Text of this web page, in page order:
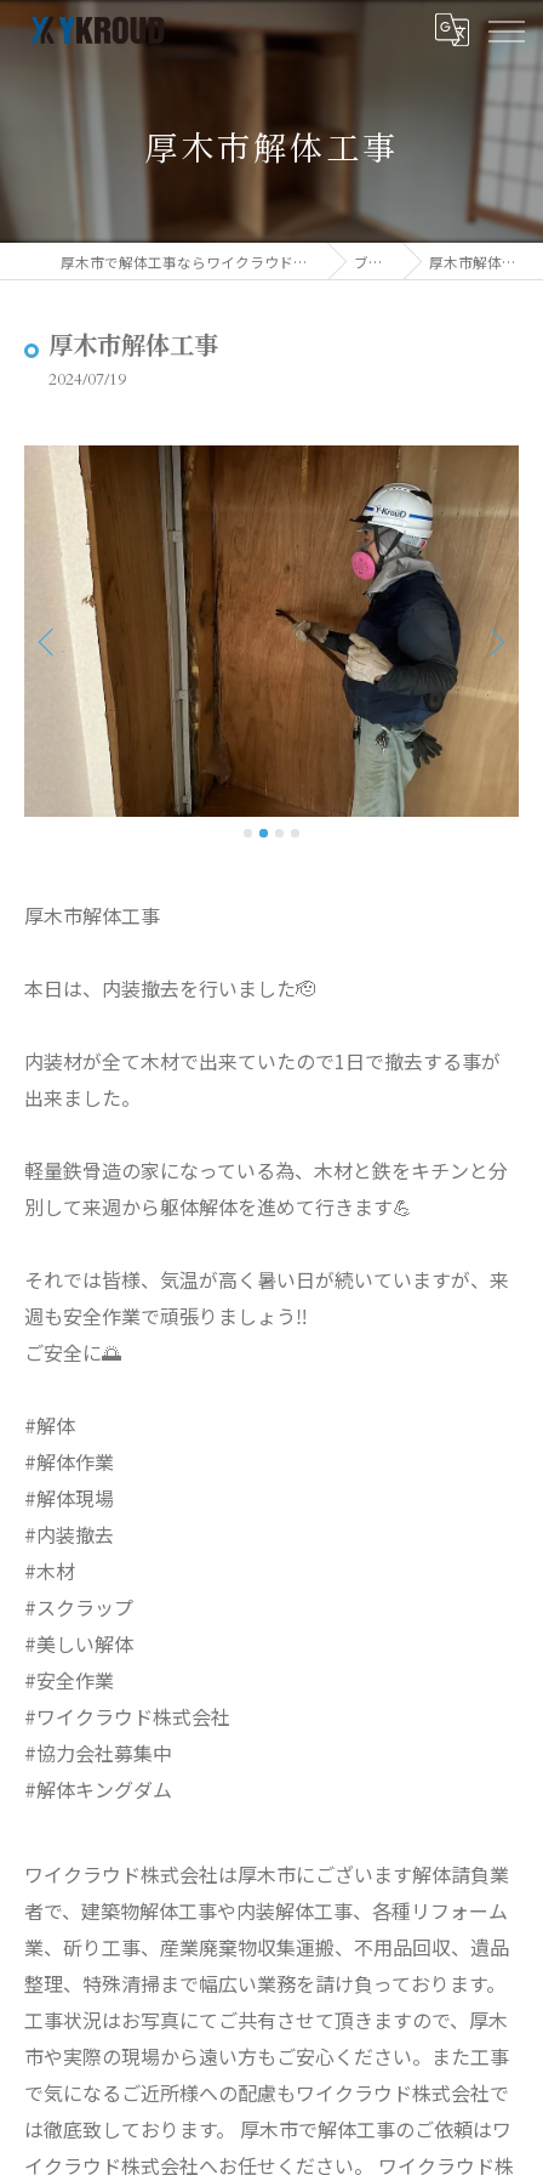
厚木市解体工事
厚木市で解体工事ならワイクラウド株式会社 ブログ 厚木市解体工事
厚木市解体工事
2024/07/19
厚木市解体工事
本日は、内装撤去を行いました🫡
内装材が全て木材で出来ていたので1日で撤去する事が
出来ました。
軽量鉄骨造の家になっている為、木材と鉄をキチンと分
別して来週から躯体解体を進めて行きます💪
それでは皆様、気温が高く暑い日が続いていますが、来
週も安全作業で頑張りましょう‼️
ご安全に🌅
#解体
#解体作業
#解体現場
#内装撤去
#木材
#スクラップ
#美しい解体
#安全作業
#ワイクラウド株式会社
#協力会社募集中
#解体キングダム
ワイクラウド株式会社は厚木市にございます解体請負業
者で、建築物解体工事や内装解体工事、各種リフォーム
業、斫り工事、産業廃棄物収集運搬、不用品回収、遺品
整理、特殊清掃まで幅広い業務を請け負っております。
工事状況はお写真にてご共有させて頂きますので、厚木
市や実際の現場から遠い方もご安心ください。また工事
で気になるご近所様への配慮もワイクラウド株式会社で
は徹底致しております。 厚木市で解体工事のご依頼はワ
イクラウド株式会社へお任せください。 ワイクラウド株